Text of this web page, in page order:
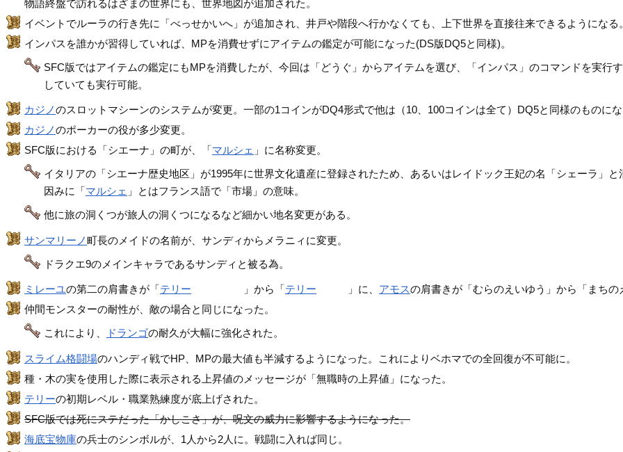
物語終盤で訪れるはざまの世界にも、世界地図が追加された。
イベントでルーラの行き先に「べっせかいへ」が追加され、井戸や階段へ行かなくても、上下世界を直接往来できるようになる。
インパスを誰かが習得していれば、MPを消費せずにアイテムの鑑定が可能になった(DS版DQ5と同様)。
SFC版ではアイテムの鑑定にもMPを消費したが、今回は「どうぐ」からアイテムを選び、「インパス」のコマンドを実行
していても実行可能。
カジノのスロットマシーンのシステムが変更。一部の1コインがDQ4形式で他は（10、100コインは全て）DQ5と同様のものに
カジノのポーカーの役が多少変更。
SFC版における「シエーナ」の町が、「マルシェ 」に名称変更。
イタリアの「シエーナ歴史地区」が1995年に世界文化遺産に登録されたため、あるいはレイドック王妃の名「シェーラ」と
因みに「マルシェ 」とはフランス語で「市場」の意味。
他に旅の洞くつが旅人の洞くつになるなど細かい地名変更がある。
サンマリーノ町長のメイドの名前が、サンディからメラニィに変更。
ドラクエ9のメインキャラであるサンディと被る為。
ミレーユの第二の肩書きが「テリー 」から「テリー 」に、 アモスの肩書きが「むらのえいゆう」から「まちの
仲間モンスターの耐性が、敵の場合と同じになった。
これにより、
ドランゴの耐久が大幅に強化された。
スライム格闘場のハンディ戦でHP、MPの最大値も半減するようになった。これによりベホマでの全回復が不可能に。
種・木の実を使用した際に表示される上昇値のメッセージが「無職時の上昇値」になった。
テリーの初期レベル・職業熟練度が底上げされた。
SFC版では死にステだった「かしこさ」が、呪文の威力に影響するようになった。
海底宝物庫の兵士のシンボルが、1人から2人に。戦闘に入れば同じ。